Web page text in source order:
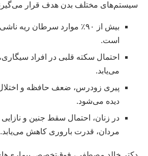
سیستم‌های مختلف بدن هدف قرار
بیش از ۹۰٪ موارد سرطان ریه
است.
می‌یابد.
پیری زودرس، ضعف حافظه و
دیده می‌شود.
در زنان، احتمال سقط جنین و نازایی
مردان، قدرت باروری کاهش می‌یابد.